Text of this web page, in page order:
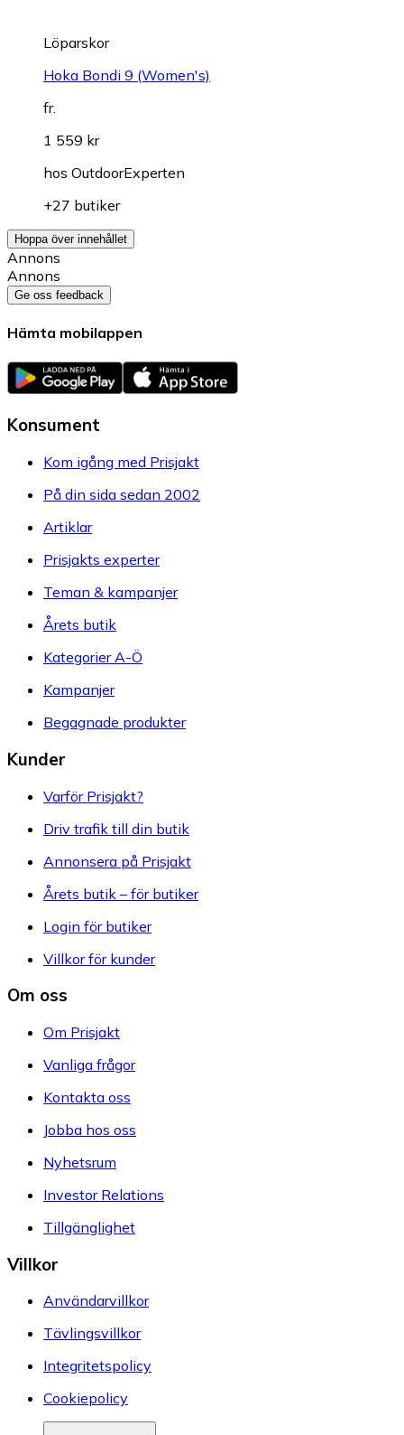
Löparskor
Hoka Bondi 9 (Women's)
fr.
1 559 kr
hos OutdoorExperten
+27 butiker
Hoppa över innehållet
Annons
Annons
Ge oss feedback
Hämta mobilappen
Konsument
Kom igång med Prisjakt
På din sida sedan 2002
Artiklar
Prisjakts experter
Teman & kampanjer
Årets butik
Kategorier A-Ö
Kampanjer
Begagnade produkter
Kunder
Varför Prisjakt?
Driv trafik till din butik
Annonsera på Prisjakt
Årets butik – för butiker
Login för butiker
Villkor för kunder
Om oss
Om Prisjakt
Vanliga frågor
Kontakta oss
Jobba hos oss
Nyhetsrum
Investor Relations
Tillgänglighet
Villkor
Användarvillkor
Tävlingsvillkor
Integritetspolicy
Cookiepolicy